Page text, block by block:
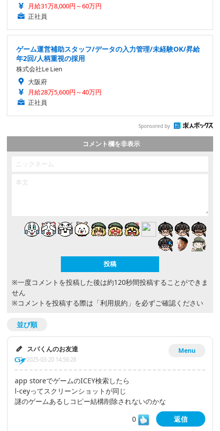
月給31万8,000円～60万円
正社員
ゲーム運営補助スタッフ/データの入力管理/未経験OK/昇給
年2回/人柄重視の採用
株式会社Le Lien
大阪府
月給28万5,600円～40万円
正社員
Sponsored by
コメント欄を非表示
※一度コメントを投稿した後は約120秒間投稿することができま
せん
※コメントを投稿する際は 「利用規約」 を必ずご確認ください
並び順
Menu
スパくんのお友達
2025-03-20 14:56:28
app storeでゲームのICEY検索したら
l-ceyってスクリーンショットが同じ
謎のゲームあるしコピー結構削除されないのかな
0
返信